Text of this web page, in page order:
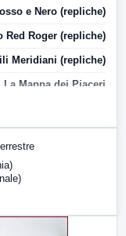
e Nero (repliche)
Red Roger (repliche)
Meridiani (repliche)
La Mappa dei Piaceri
LabNews (replica)